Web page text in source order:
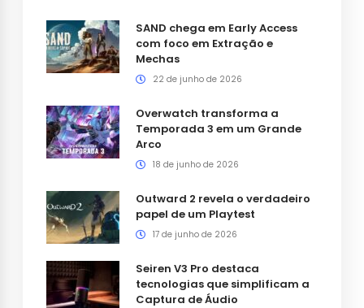
SAND chega em Early Access
com foco em Extração e
Mechas
22 de junho de 2026
Overwatch transforma a
Temporada 3 em um Grande
Arco
18 de junho de 2026
Outward 2 revela o verdadeiro
papel de um Playtest
17 de junho de 2026
Seiren V3 Pro destaca
tecnologias que simplificam a
Captura de Áudio